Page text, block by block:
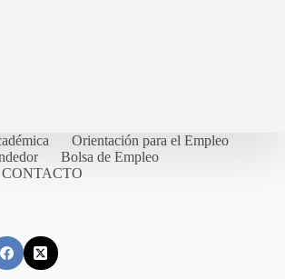
Orientación para el Empleo
Bolsa de Empleo
CONTACTO